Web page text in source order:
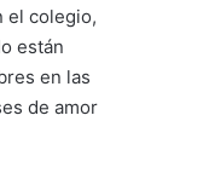
el colegio,
están
en las
de amor